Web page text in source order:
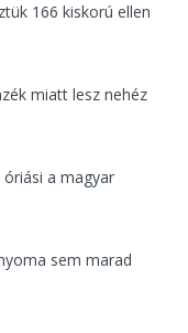
166 kiskorú ellen
miatt lesz nehéz
a magyar
sem marad